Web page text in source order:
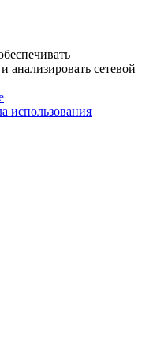
анализировать сетевой
использования